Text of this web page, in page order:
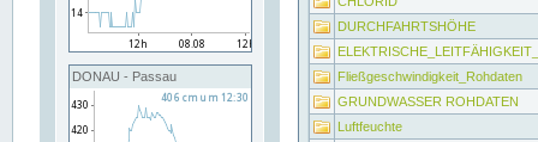
DONAU - Passau
DURCHFAHRTSHÖHE
Fließgeschwindigkeit_Rohdaten
GRUNDWASSER ROHDATEN
Luftfeuchte